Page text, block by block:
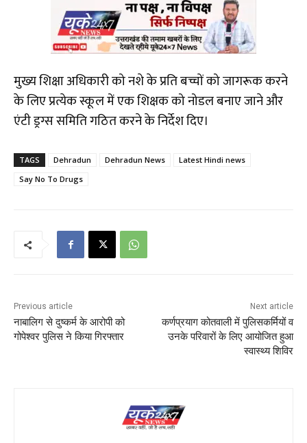
मुख्य शिक्षा अधिकारी को नशे के प्रति बच्चों को जागरूक करने
के लिए प्रत्येक स्कूल में एक शिक्षक को नोडल बनाए जाने और
एंटी ड्रग्स समिति गठित करने के निर्देश दिए।
TAGS Dehradun Dehradun News
Latest Hindi news
Say No To Drugs
Previous article
नाबालिग से दुष्कर्म के आरोपी को
गोपेश्वर पुलिस ने किया गिरफ्तार
Next article
कर्णप्रयाग कोतवाली में पुलिसकर्मियों व
उनके परिवारों के लिए आयोजित हुआ
स्वास्थ्य शिविर